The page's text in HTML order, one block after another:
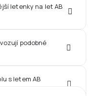
letenky na let AB
podobné
s letem AB